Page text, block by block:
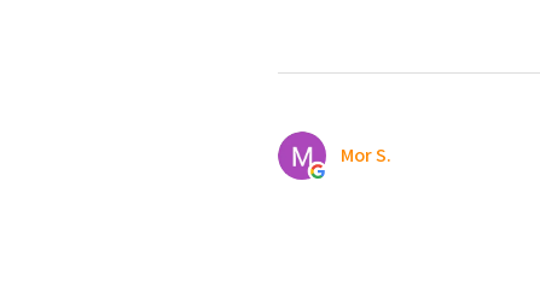
Mor S.